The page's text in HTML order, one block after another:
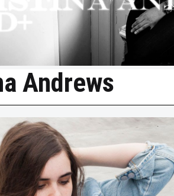
Andrews